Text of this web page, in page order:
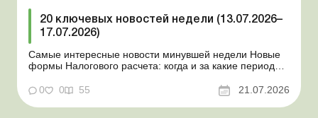
20 ключевых новостей недели (13.07.2026–
17.07.2026)
Самые интересные новости минувшей недели Новые
формы Налогового расчета: когда и за какие периоды
переоформления отсрочки от призыва во время
Координационный центр по организации
0 0 55 21.07.2026